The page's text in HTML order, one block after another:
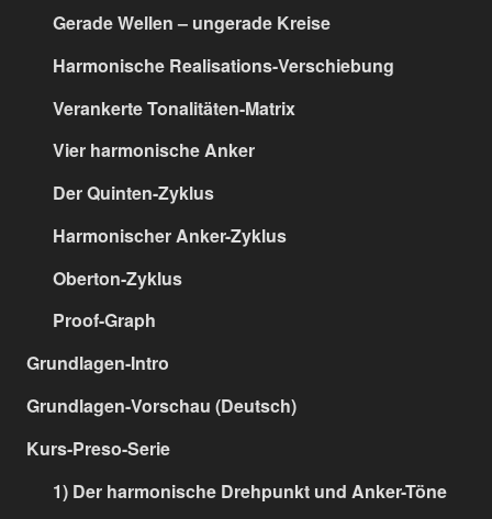
Gerade Wellen – ungerade Kreise
Harmonische Realisations-Verschiebung
Verankerte Tonalitäten-Matrix
Vier harmonische Anker
Der Quinten-Zyklus
Harmonischer Anker-Zyklus
Oberton-Zyklus
Proof-Graph
Grundlagen-Intro
Grundlagen-Vorschau (Deutsch)
Kurs-Preso-Serie
1) Der harmonische Drehpunkt und Anker-Töne